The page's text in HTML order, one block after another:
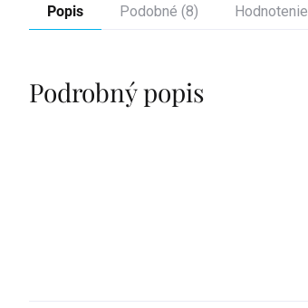
Popis Podobné (8) Hodnotenie
Podrobný popis